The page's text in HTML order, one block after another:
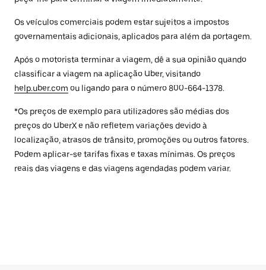
Os veículos comerciais podem estar sujeitos a impostos
governamentais adicionais, aplicados para além da portagem.
Após o motorista terminar a viagem, dê a sua opinião quando
classificar a viagem na aplicação Uber, visitando
help.uber.com ou ligando para o número 800-664-1378.
*Os preços de exemplo para utilizadores são médias dos
preços do UberX e não refletem variações devido à
localização, atrasos de trânsito, promoções ou outros fatores.
Podem aplicar-se tarifas fixas e taxas mínimas. Os preços
reais das viagens e das viagens agendadas podem variar.